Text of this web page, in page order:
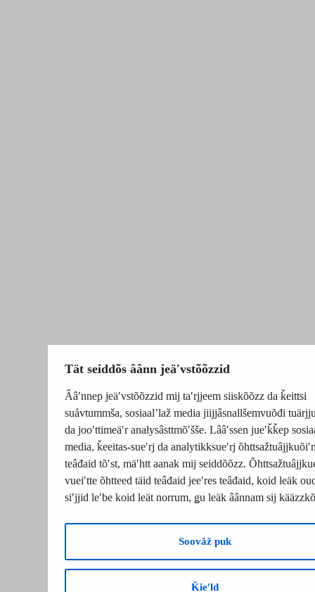
Tät seiddõs âânn jeäʹvstõõzzid
Ââʹnnep jeäʹvstõõzzid mij taʹrjjeem siiskõõzz da ǩeittsi
suåvtummša, sosiaalʼlaž media jiijjâsnallšemvuõđi
da jooʹttimeäʹr analysâsttmõʹšše. Lââʹssen jueʹǩǩep
media, ǩeeitas-sueʹrj da analytikksueʹrj
teâđaid tõʹst, mäʹhtt aanak mij seiddõõzz.
vueiʹtte õhtteed täid teâđaid jeeʹres teâđaid, koid leäk
siʹjjid leʹbe koid leät norrum, ǥu leäk âânnam sij
Soovâž puk
Ǩieʹld